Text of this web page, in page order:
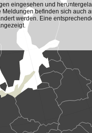
eingesehen und
befinden sich auch
werden. Eine